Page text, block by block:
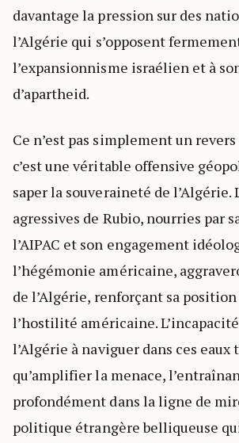
davantage la pression sur des
l’Algérie qui s’opposent
l’expansionnisme israélien et à
d’apartheid.
Ce n’est pas simplement un
c’est une véritable offensive
saper la souveraineté de
agressives de Rubio, nourries par
l’AIPAC et son engagement
l’hégémonie américaine,
de l’Algérie, renforçant sa
l’hostilité américaine.
l’Algérie à naviguer dans ces eaux
qu’amplifier la menace,
profondément dans la ligne de
politique étrangère belliqueuse